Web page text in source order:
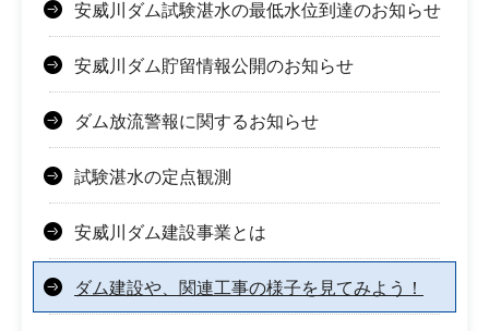
安威川ダム試験湛水の最低水位到達のお知らせ
安威川ダム貯留情報公開のお知らせ
ダム放流警報に関するお知らせ
試験湛水の定点観測
安威川ダム建設事業とは
ダム建設や、関連工事の様子を見てみよう！